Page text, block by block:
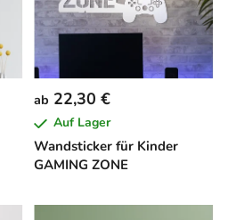
Wandsticker für Kinder
GAMING ZONE
ab 22,30 €
Auf Lager